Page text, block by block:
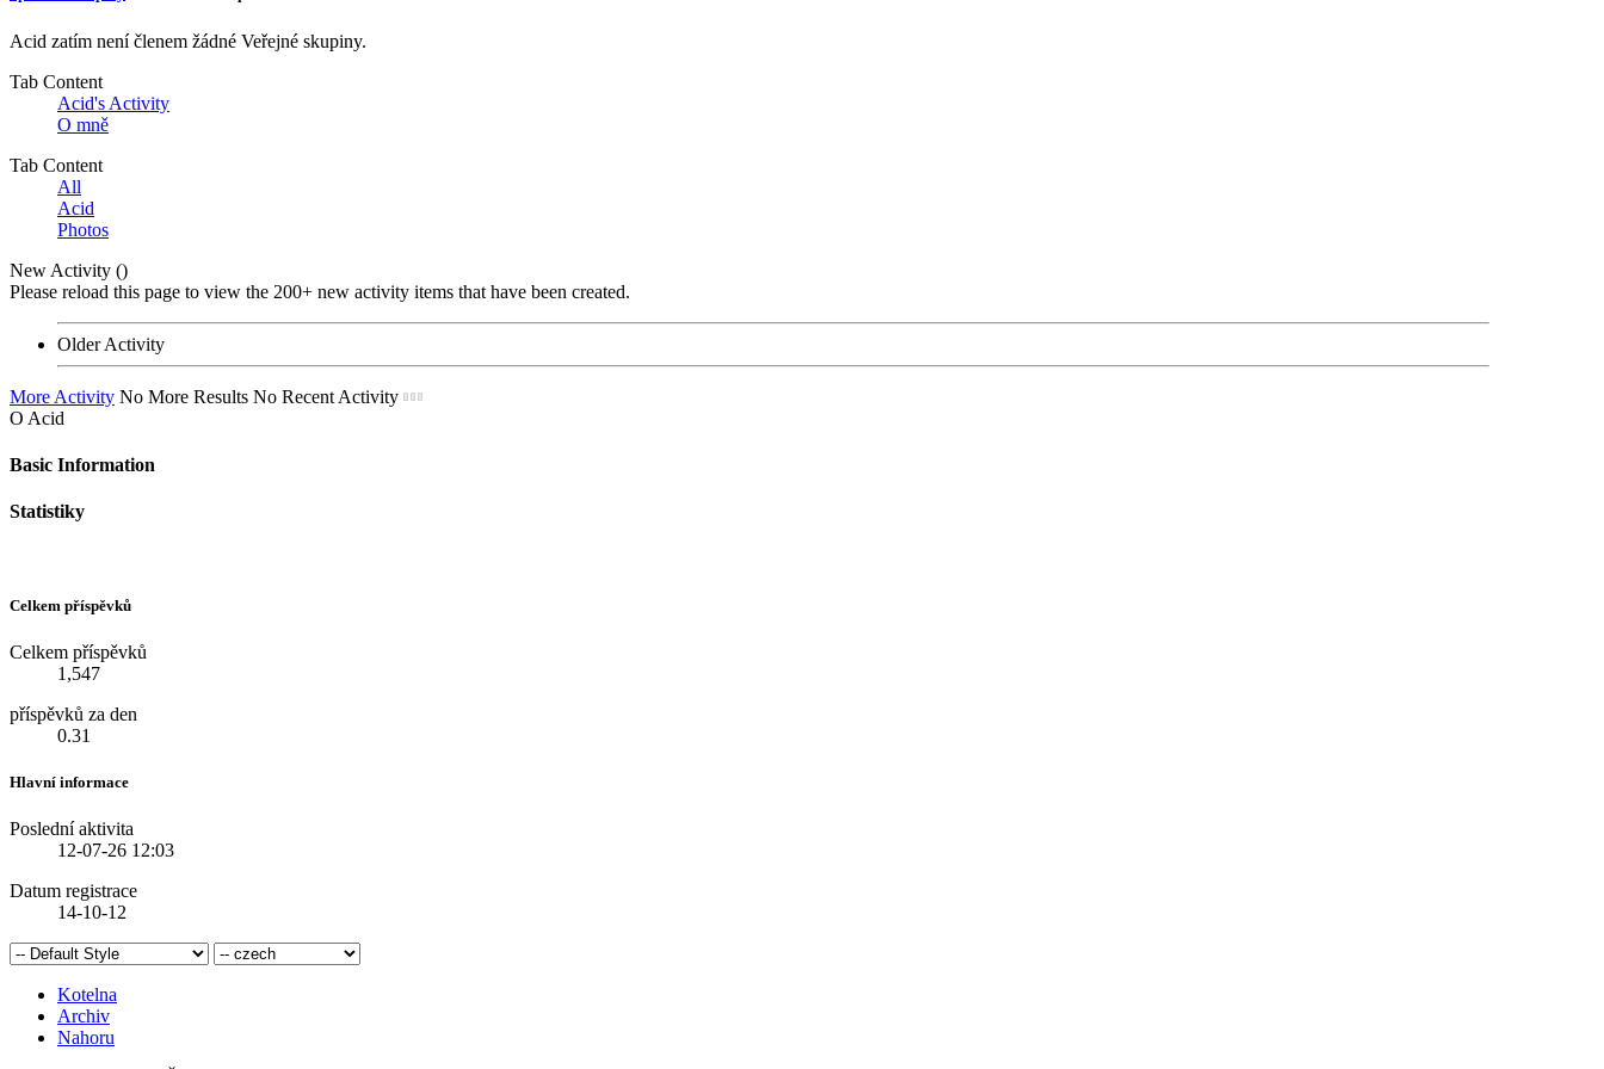
Acid zatím není členem žádné Veřejné skupiny.
Tab Content
Acid's Activity
O mně
Tab Content
All
Acid
Photos
New Activity ()
Please reload this page to view the 200+ new activity items that have been created.
Older Activity
More Activity No More Results No Recent Activity
O Acid
Basic Information
Statistiky
Celkem příspěvků
Celkem příspěvků
1,547
příspěvků za den
0.31
Hlavní informace
Poslední aktivita
12-07-26 12:03
Datum registrace
14-10-12
Kotelna
Archiv
Nahoru